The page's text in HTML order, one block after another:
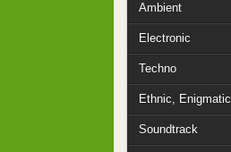
Ambient
Electronic
Techno
Ethnic, Enigmatic
Soundtrack